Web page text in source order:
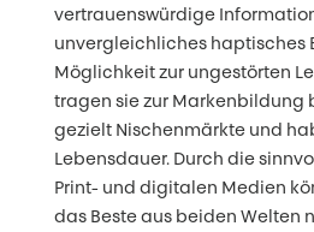
vertrauenswürdige
unvergleichliches haptisches
Möglichkeit zur ungestörten
tragen sie zur Markenbildung
gezielt Nischenmärkte und
Lebensdauer. Durch die
Print- und digitalen Medien
das Beste aus beiden Welten